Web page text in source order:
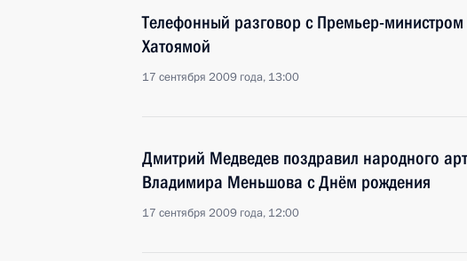
Телефонный разговор с Премьер-
Хатоямой
17 сентября 2009 года, 13:00
Дмитрий Медведев поздравил народного
Владимира Меньшова с Днём рождения
17 сентября 2009 года, 12:00